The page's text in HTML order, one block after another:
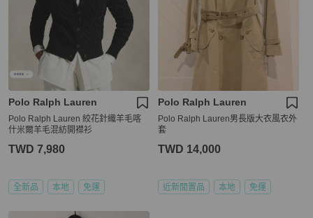
Polo Ralph Lauren
Polo Ralph Lauren 絞花針織羊毛喀
什米爾羊毛混紡開襟衫
TWD 7,980
全新品 本地 免運
Polo Ralph Lauren
Polo Ralph Lauren男長版大衣風衣外
套
TWD 14,000
近新閒置品 本地 免運